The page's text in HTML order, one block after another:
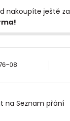
nakoupíte ještě za
08
na Seznam přání